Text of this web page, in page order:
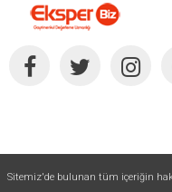
Sitemiz'de bulunan tüm içeriğin